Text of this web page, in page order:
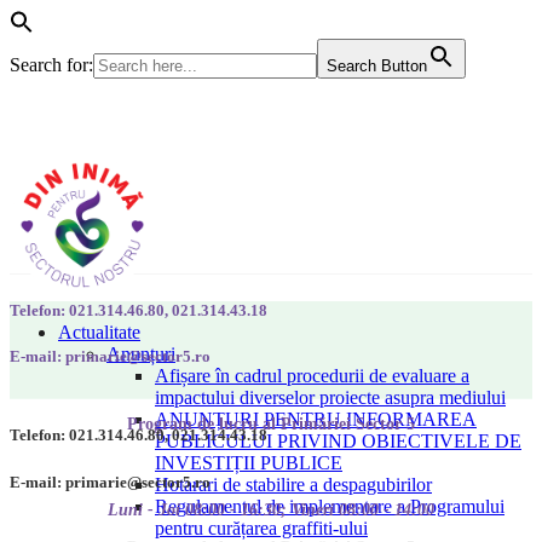
Search for: Search Button
Actualitate
Anunțuri
Afișare în cadrul procedurii de evaluare a
impactului diverselor proiecte asupra mediului
ANUNȚURI PENTRU INFORMAREA
PUBLICULUI PRIVIND OBIECTIVELE DE
INVESTIȚII PUBLICE
Hotarari de stabilire a despagubirilor
Regulamentul de implementare a Programului
pentru curățarea graffiti-ului
Telefon: 021.314.46.80, 021.314.43.18
E-mail: primarie@sector5.ro
Program de lucru al Primăriei Sector 5
Luni - Joi 08:00 - 16:30; Vineri 08:00 - 14:00
Telefon: 021.314.46.80, 021.314.43.18
E-mail: primarie@sector5.ro